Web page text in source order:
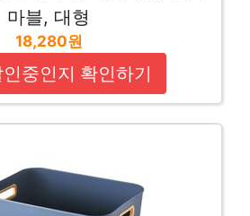
마블, 대형
18,280원
중인지 확인하기